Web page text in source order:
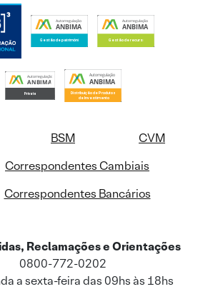
BSM
CVM
Correspondentes Cambiais
Correspondentes Bancários
Reclamações e Orientações
0800-772-0202
a sexta-feira das 09hs às 18hs